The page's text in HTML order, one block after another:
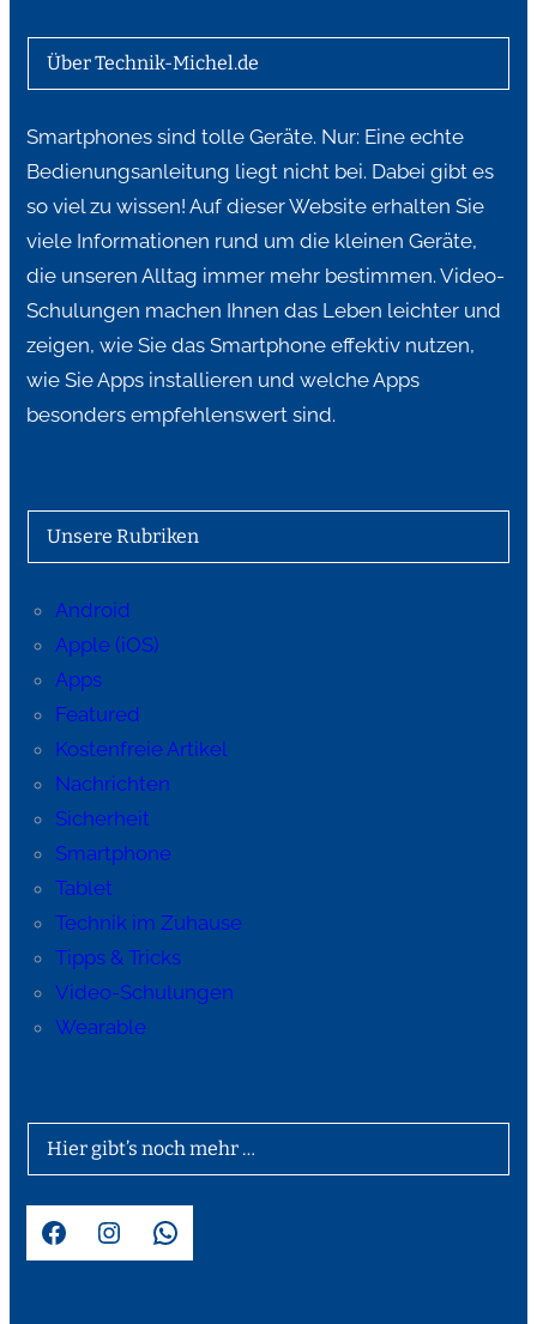
Über Technik-Michel.de
Smartphones sind tolle Geräte. Nur: Eine echte
Bedienungsanleitung liegt nicht bei. Dabei gibt es
so viel zu wissen! Auf dieser Website erhalten Sie
viele Informationen rund um die kleinen Geräte,
die unseren Alltag immer mehr bestimmen. Video-
Schulungen machen Ihnen das Leben leichter und
zeigen, wie Sie das Smartphone effektiv nutzen,
wie Sie Apps installieren und welche Apps
besonders empfehlenswert sind.
Unsere Rubriken
Android
Apple (iOS)
Apps
Featured
Kostenfreie Artikel
Nachrichten
Sicherheit
Smartphone
Tablet
Technik im Zuhause
Tipps & Tricks
Video-Schulungen
Wearable
Hier gibt’s noch mehr …
Facebook Instagram WhatsApp